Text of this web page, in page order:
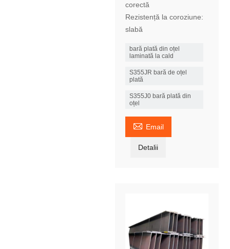
corectă
Rezistență la coroziune:
slabă
bară plată din oțel
laminată la cald
S355JR bară de oțel
plată
S355J0 bară plată din
oțel
 Email
Detalii